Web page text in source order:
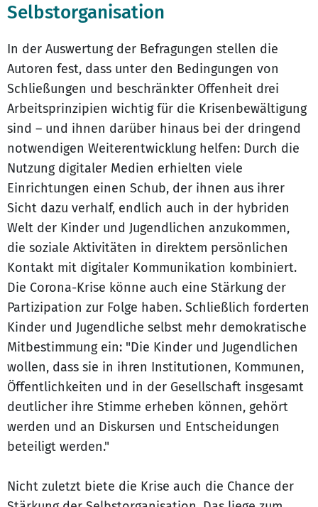
Selbstorganisation
In der Auswertung der Befragungen stellen die
Autoren fest, dass unter den Bedingungen von
Schließungen und beschränkter Offenheit drei
Arbeitsprinzipien wichtig für die Krisenbewältigung
sind – und ihnen darüber hinaus bei der dringend
notwendigen Weiterentwicklung helfen: Durch die
Nutzung digitaler Medien erhielten viele
Einrichtungen einen Schub, der ihnen aus ihrer
Sicht dazu verhalf, endlich auch in der hybriden
Welt der Kinder und Jugendlichen anzukommen,
die soziale Aktivitäten in direktem persönlichen
Kontakt mit digitaler Kommunikation kombiniert.
Die Corona-Krise könne auch eine Stärkung der
Partizipation zur Folge haben. Schließlich forderten
Kinder und Jugendliche selbst mehr demokratische
Mitbestimmung ein: "Die Kinder und Jugendlichen
wollen, dass sie in ihren Institutionen, Kommunen,
Öffentlichkeiten und in der Gesellschaft insgesamt
deutlicher ihre Stimme erheben können, gehört
werden und an Diskursen und Entscheidungen
beteiligt werden."
Nicht zuletzt biete die Krise auch die Chance der